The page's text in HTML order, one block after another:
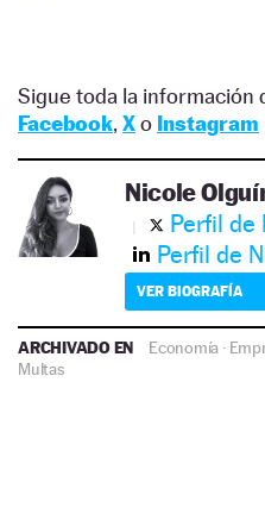
Sigue toda la información
Facebook, Xo Instagram
Nicole
Perfil de
Perfil de
VER BIOGRAFÍA
ARCHIVADO EN Economía ·
Multas